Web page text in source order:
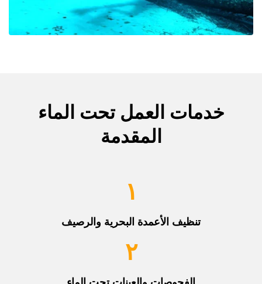
خدمات العمل تحت الماء
المقدمة
١
تنظيف الأعمدة البحرية والرصيف
٢